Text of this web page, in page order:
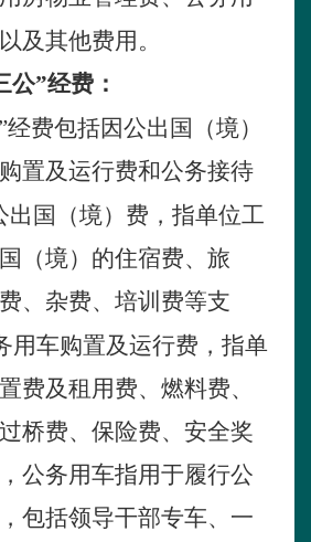
及其他费用。
公”经费：
经费包括因公出国（境）
置及运行费和公务接待
出国（境）费，指单位工
（境）的住宿费、旅
、杂费、培训费等支
用车购置及运行费，指单
费及租用费、燃料费、
桥费、保险费、安全奖
公务用车指用于履行公
包括领导干部专车、一